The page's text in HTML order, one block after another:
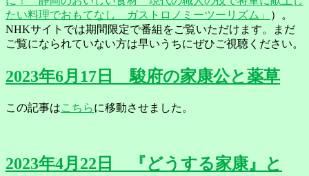
たい料理でおもてなし ガストロノミーツーリズム」
）。
NHKサイトでは期間限定で番組をご覧いただけます。まだ
ご覧になられていない方は早いうちにぜひご視聴ください。
2023年6月17日 駿府の家康公と薬草
この記事はこちらに移動させました。
2023年4月22日 『どうする家康』と